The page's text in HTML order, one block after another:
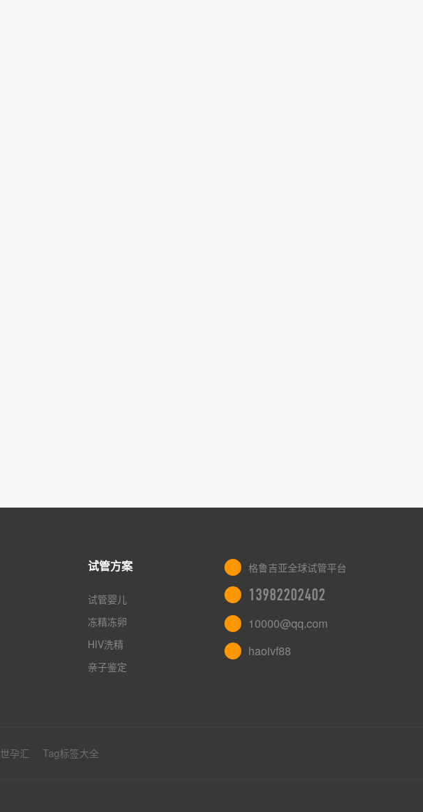
试管方案
试管婴儿
冻精冻卵
HIV洗精
亲子鉴定
格鲁吉亚全球试管平台
13982202402
10000@qq.com
haoivf88
世孕汇 Tag标签大全